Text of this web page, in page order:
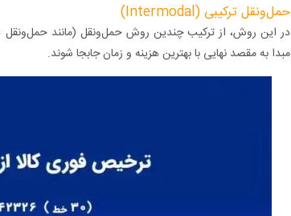
حمل‌ونقل ترکیبی (Intermodal)
در این روش، از ترکیب چندین روش حمل‌ونقل (مانند حمل‌ونقل
مبدا به مقصد نهایی با بهترین هزینه و زمان جابجا شوند.